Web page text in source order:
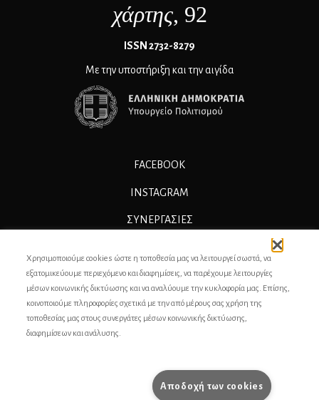
χάρτης, 92
ΙSSN 2732-8279
Με την υποστήριξη και την αιγίδα
FACEBOOK
INSTAGRAM
ΣΥΝΕΡΓΑΣΊΕΣ
ΕΠΙΚΟΙΝΩΝΙΑ
ΣΥΝΤΕΛΕΣΤΕΣ
ΟΡΟΙ ΧΡΗΣΗΣ
Χρησιμοποιούμε cookies ώστε η τοποθεσία μας να λειτουργεί σωστά, να
εξατομικεύουμε περιεχόμενο και διαφημίσεις, να παρέχουμε λειτουργίες
μέσων κοινωνικής δικτύωσης και να αναλύουμε την κυκλοφορία μας. Επίσης,
κοινοποιούμε πληροφορίες σχετικά με την από μέρους σας χρήση της
τοποθεσίας μας στους συνεργάτες μέσων κοινωνικής δικτύωσης,
διαφημίσεων και ανάλυσης.
Αποδοχή των cookies